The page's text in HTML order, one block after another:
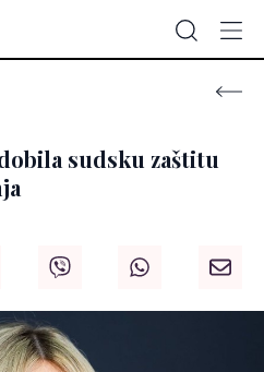
sudsku zaštitu